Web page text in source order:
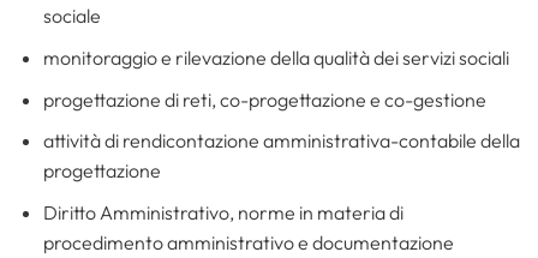
sociale
monitoraggio e rilevazione della qualità dei servizi sociali
progettazione di reti, co-progettazione e co-gestione
attività di rendicontazione amministrativa-contabile della
progettazione
Diritto Amministrativo, norme in materia di
procedimento amministrativo e documentazione